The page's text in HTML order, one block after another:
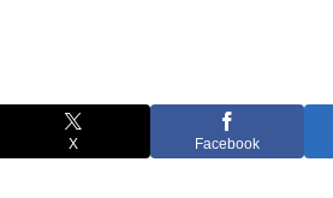
X Facebook